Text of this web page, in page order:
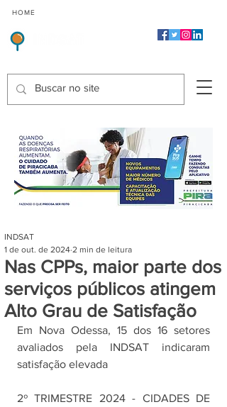
HOME
Nas CPPs, maior parte dos
serviços públicos atingem
Alto Grau de Satisfação
INDSAT
1 de out. de 2024 2 min de leitura
Em Nova Odessa, 15 dos 16 setores
avaliados pela INDSAT indicaram
satisfação elevada
2º TRIMESTRE 2024 - CIDADES DE